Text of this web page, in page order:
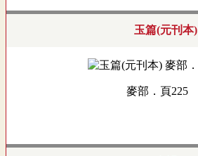
玉篇(元刊本)
麥部．頁225